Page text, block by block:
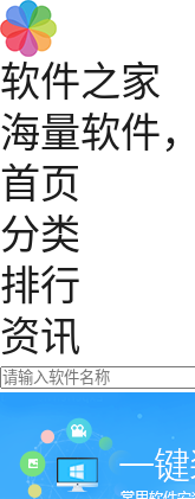
软件之家
海量软件
首页
分类
排行
资讯